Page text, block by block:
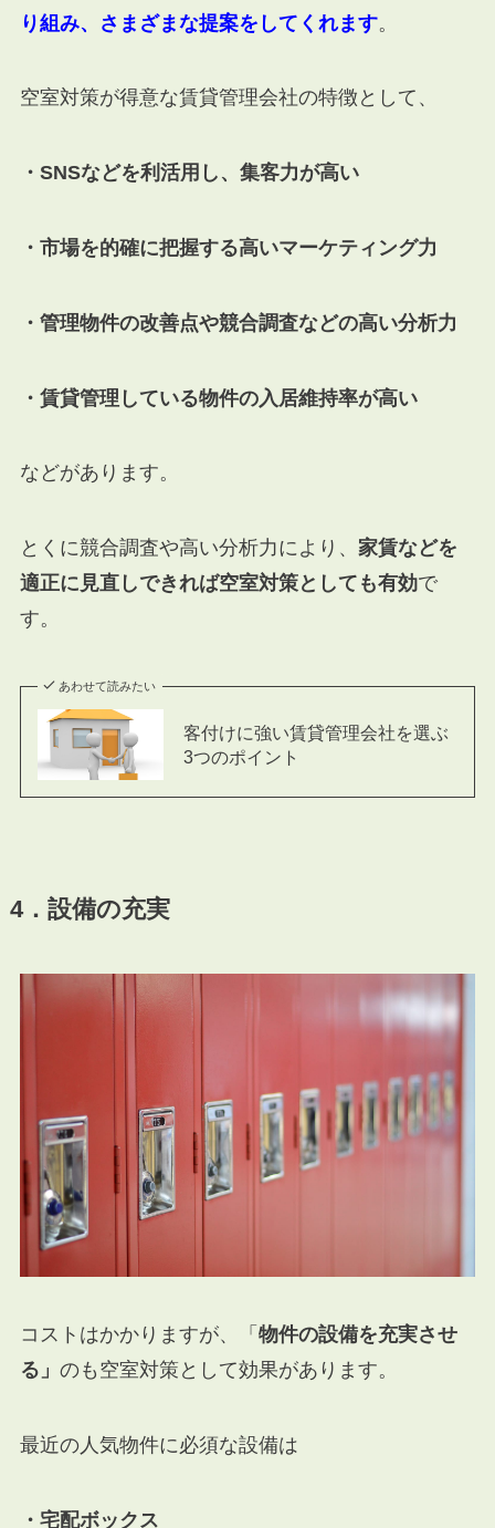
り組み、さまざまな提案をしてくれます。
空室対策が得意な賃貸管理会社の特徴として、
・SNSなどを利活用し、集客力が高い
・市場を的確に把握する高いマーケティング力
・管理物件の改善点や競合調査などの高い分析力
・賃貸管理している物件の入居維持率が高い
などがあります。
とくに競合調査や高い分析力により、 家賃などを
適正に見直しできれば空室対策としても有効で
す。
あわせて読みたい
客付けに強い賃貸管理会社を選ぶ
3つのポイント
4．設備の充実
コストはかかりますが、「 物件の設備を充実させ
る」 のも空室対策として効果があります。
最近の人気物件に必須な設備は
・宅配ボックス